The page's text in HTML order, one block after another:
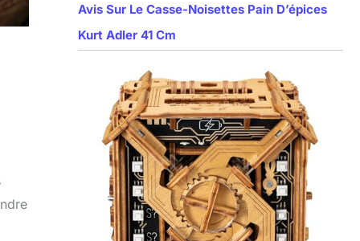
Avis Sur Le Casse-Noisettes Pain D’épices
Kurt Adler 41 Cm